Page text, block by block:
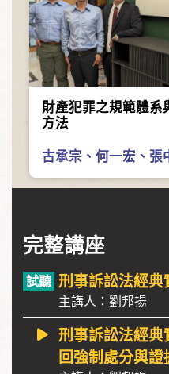
財產犯罪之規範體系
方法
古承宗 、 何一宏 、 張
完整講座
刑事訴訟法經典
主講人：劉邦揚
刑事訴訟法經典
回強制處分與證